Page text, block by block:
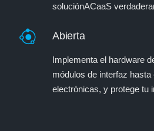
soluciónACaaS
Abierta
Implementa el hardware
módulos de interfaz hasta
electrónicas, y protege tu